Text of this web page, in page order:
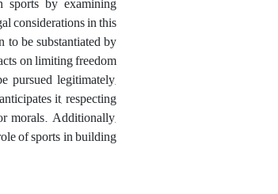
considerations in this
to be substantiated by
on limiting freedom
pursued legitimately,
it, respecting
morals. Additionally,
of sports in building